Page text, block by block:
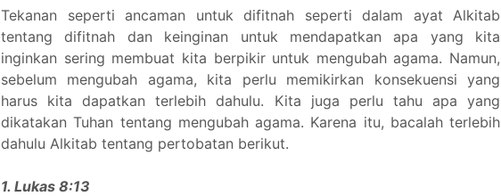
Tekanan seperti ancaman untuk difitnah seperti dalam ayat Alkitab
tentang difitnah dan keinginan untuk mendapatkan apa yang kita
inginkan sering membuat kita berpikir untuk mengubah agama. Namun,
sebelum mengubah agama, kita perlu memikirkan konsekuensi yang
harus kita dapatkan terlebih dahulu. Kita juga perlu tahu apa yang
dikatakan Tuhan tentang mengubah agama. Karena itu, bacalah terlebih
dahulu Alkitab tentang pertobatan berikut.
1. Lukas 8:13